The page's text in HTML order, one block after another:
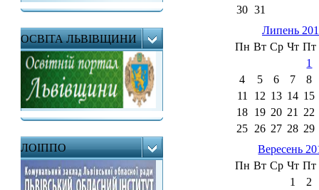
ОСВІТА ЛЬВІВЩИНИ
ЛОІППО
30 31
Липень
Пн Вт Ср Чт Пт
1
4
5 6 7
8
11
12 13 14 15
18 19 20 21
22
25 26 27 28 29
Вересень
Пн Вт Ср Чт Пт
1
2